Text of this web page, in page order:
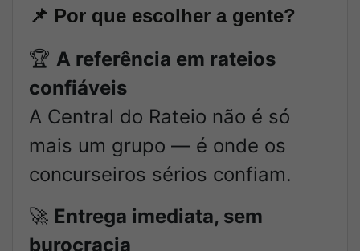
📌 Por que escolher a gente?
🏆 A referência em rateios
confiáveis
A Central do Rateio não é só
mais um grupo — é onde os
concurseiros sérios confiam.
🚀 Entrega imediata, sem
burocracia